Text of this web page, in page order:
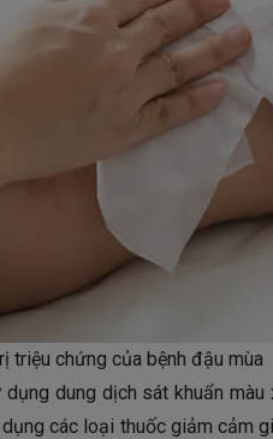
triệu chứng của bệnh đậu mùa
dụng dung dịch sát khuẩn
các loại thuốc giảm cảm